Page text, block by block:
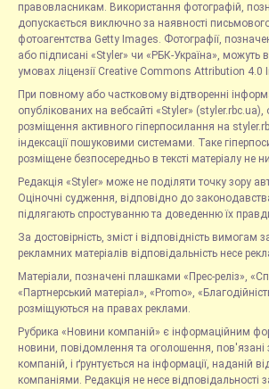
правовласникам. Використання фотографій,
допускається виключно за наявності
фотоагентства Getty Images. Фотографії,
або підписані «Styler» чи «РБК-Україна», можуть
умовах ліцензії Creative Commons Attribution 4.0
При повному або частковому відтворенні
опублікованих на вебсайті «Styler»
розміщення активного гіперпосилання на
індексації пошуковими системами. Таке
розміщене безпосередньо в тексті матеріалу не
Редакція «Styler» може не поділяти точку зору
Оціночні судження, відповідно до
підлягають спростуванню та доведенню їх
За достовірність, зміст і відповідність вимогам
рекламних матеріалів відповідальність несе
Матеріали, позначені плашками «Прес-реліз»,
«Партнерський матеріал», «Promo»,
розміщуються на правах реклами.
Рубрика «Новини компаній» є інформаційним
новини, повідомлення та оголошення, пов'язані
компаній, і ґрунтується на інформації, наданій
компаніями. Редакція не несе відповідальності